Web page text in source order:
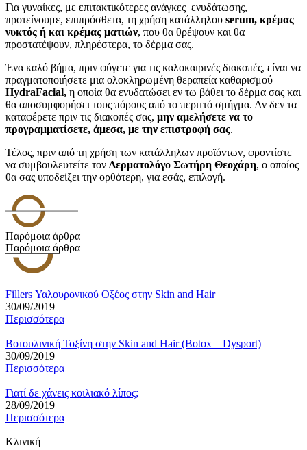
Για γυναίκες, με επιτακτικότερες ανάγκες ενυδάτωσης,
προτείνουμε, επιπρόσθετα, τη χρήση κατάλληλου serum, κρέμας
νυκτός ή και κρέμας ματιών, που θα θρέψουν και θα
προστατέψουν, πληρέστερα, το δέρμα σας.
Ένα καλό βήμα, πριν φύγετε για τις καλοκαιρινές διακοπές, είναι να
πραγματοποιήσετε μια ολοκληρωμένη θεραπεία καθαρισμού
HydraFacial, η οποία θα ενυδατώσει εν τω βάθει το δέρμα σας και
θα αποσυμφορήσει τους πόρους από το περιττό σμήγμα. Αν δεν τα
καταφέρετε πριν τις διακοπές σας, μην αμελήσετε να το
προγραμματίσετε, άμεσα, με την επιστροφή σας.
Τέλος, πριν από τη χρήση των κατάλληλων προϊόντων, φροντίστε
να συμβουλευτείτε τον Δερματολόγο Σωτήρη Θεοχάρη, ο οποίος
θα σας υποδείξει την ορθότερη, για εσάς, επιλογή.
Παρόμοια άρθρα
Παρόμοια άρθρα
Fillers Υαλουρονικού Οξέος στην Skin and Hair
30/09/2019
Περισσότερα
Βοτουλινική Τοξίνη στην Skin and Hair (Botox – Dysport)
30/09/2019
Περισσότερα
Γιατί δε χάνεις κοιλιακό λίπος;
28/09/2019
Περισσότερα
Κλινική